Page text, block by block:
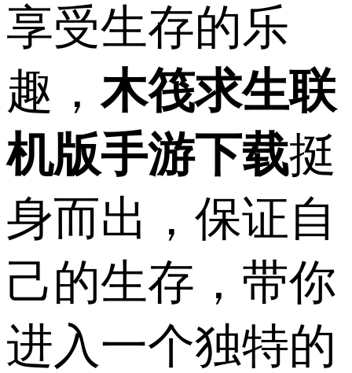
享受生存的乐
趣，木筏求生联
机版手游下载挺
身而出，保证自
己的生存，带你
进入一个独特的